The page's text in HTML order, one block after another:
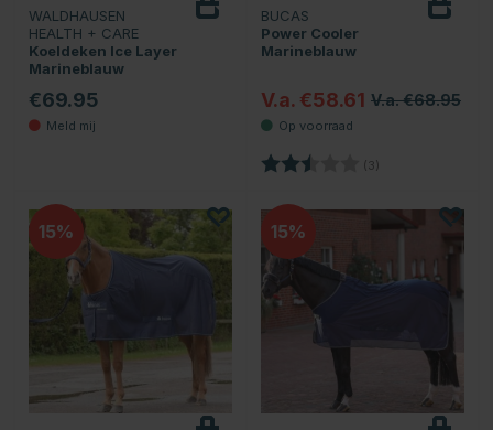
WALDHAUSEN
HEALTH + CARE
Koeldeken Ice Layer
Marineblauw
€69.95
BUCAS
Power Cooler
Marineblauw
V.a. €58.61 V.a. €68.95
Beoordeling: (3)
15 15